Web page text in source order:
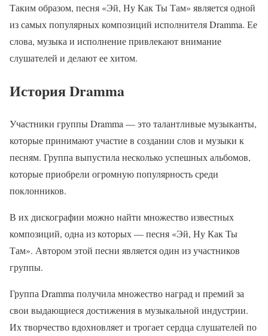
Таким образом, песня «Эй, Ну Как Ты Там» является одной
из самых популярных композиций исполнителя Dramma. Ее
слова, музыка и исполнение привлекают внимание
слушателей и делают ее хитом.
История Dramma
Участники группы Dramma — это талантливые музыканты,
которые принимают участие в создании слов и музыки к
песням. Группа выпустила несколько успешных альбомов,
которые приобрели огромную популярность среди
поклонников.
В их дискографии можно найти множество известных
композиций, одна из которых — песня «Эй, Ну Как Ты
Там». Автором этой песни является один из участников
группы.
Группа Dramma получила множество наград и премий за
свои выдающиеся достижения в музыкальной индустрии.
Их творчество вдохновляет и трогает сердца слушателей по